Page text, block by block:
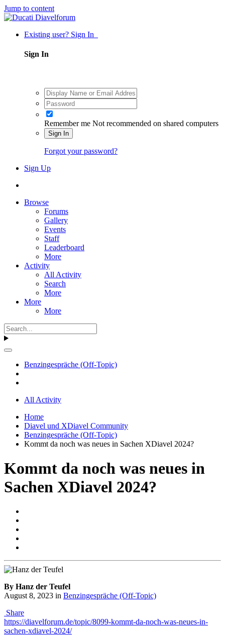
Jump to content
Existing user? Sign In
Sign In
Remember me Not recommended on shared computers
Sign In
Forgot your password?
Sign Up
Browse
Forums
Gallery
Events
Staff
Leaderboard
More
Activity
All Activity
Search
More
More
More
Benzingespräche (Off-Topic)
All Activity
Home
Diavel und XDiavel Community
Benzingespräche (Off-Topic)
Kommt da noch was neues in Sachen XDiavel 2024?
Kommt da noch was neues in
Sachen XDiavel 2024?
By Hanz der Teufel
August 8, 2023 in Benzingespräche (Off-Topic)
Share
https://diavelforum.de/topic/8099-kommt-da-noch-was-neues-in-
sachen-xdiavel-2024/